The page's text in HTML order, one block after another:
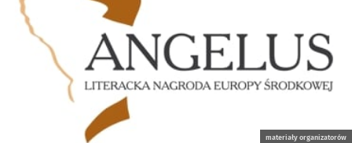
materiały organizatorów